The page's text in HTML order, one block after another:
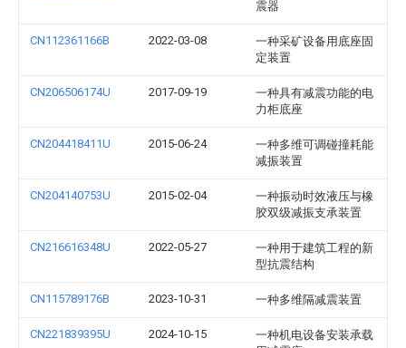
震器
CN112361166B 2022-03-08
一种采矿设备用底座固
定装置
CN206506174U 2017-09-19
一种具有减震功能的电
力柜底座
CN204418411U 2015-06-24
一种多维可调碰撞耗能
减振装置
CN204140753U 2015-02-04
一种振动时效液压与橡
胶双级减振支承装置
CN216616348U 2022-05-27
一种用于建筑工程的新
型抗震结构
CN115789176B 2023-10-31 一种多维隔减震装置
CN221839395U 2024-10-15
一种机电设备安装承载